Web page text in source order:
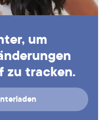
um
zu tracken.